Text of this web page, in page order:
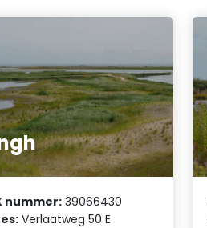
nummer: 39066430
Verlaatweg 50 E